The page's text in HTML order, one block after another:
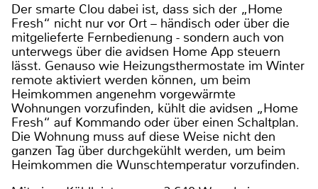
Der smarte Clou dabei ist, dass sich der „Home
Fresh“ nicht nur vor Ort – händisch oder über die
mitgelieferte Fernbedienung - sondern auch von
unterwegs über die avidsen Home App steuern
lässt. Genauso wie Heizungsthermostate im Winter
remote aktiviert werden können, um beim
Heimkommen angenehm vorgewärmte
Wohnungen vorzufinden, kühlt die avidsen „Home
Fresh“ auf Kommando oder über einen Schaltplan.
Die Wohnung muss auf diese Weise nicht den
ganzen Tag über durchgekühlt werden, um beim
Heimkommen die Wunschtemperatur vorzufinden.